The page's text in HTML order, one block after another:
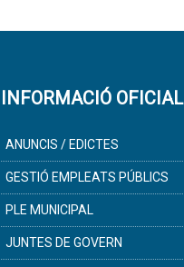
INFORMACIÓ OFICIAL
ANUNCIS / EDICTES
GESTIÓ EMPLEATS PÚBLICS
PLE MUNICIPAL
JUNTES DE GOVERN